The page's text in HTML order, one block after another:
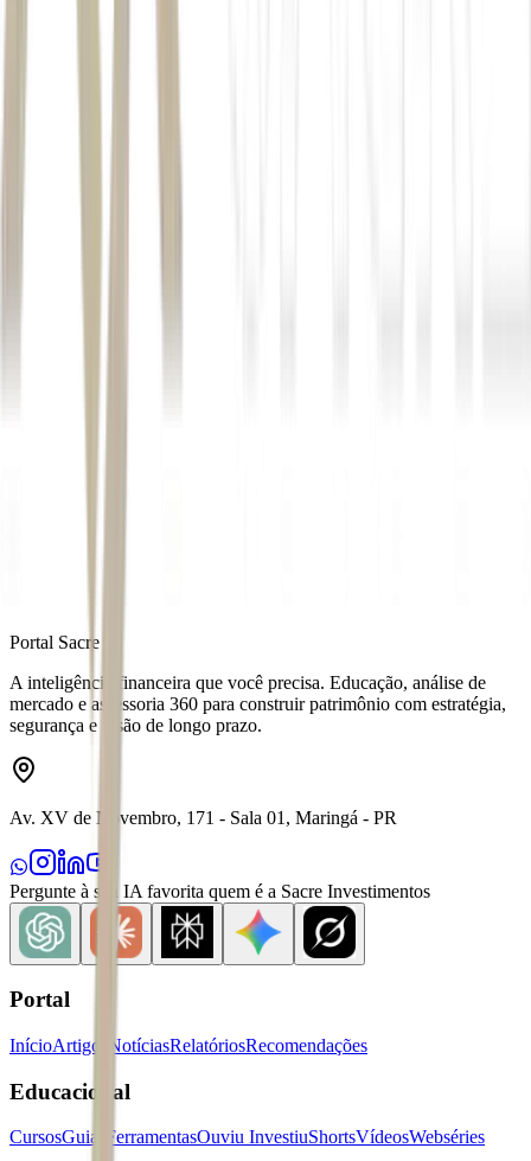
Portal Sacre
A inteligência financeira que você precisa. Educação, análise de
mercado e assessoria 360 para construir patrimônio com estratégia,
segurança e visão de longo prazo.
Av. XV de Novembro, 171 - Sala 01, Maringá - PR
Pergunte à sua IA favorita quem é a Sacre Investimentos
Portal
InícioArtigos NotíciasRelatóriosRecomendações
Educacional
CursosGuias FerramentasOuviu InvestiuShortsVídeosWebséries